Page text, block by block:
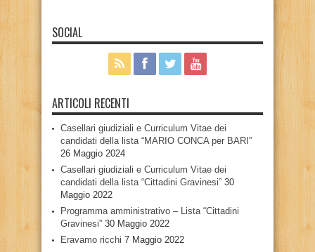
SOCIAL
ARTICOLI RECENTI
Casellari giudiziali e Curriculum Vitae dei
candidati della lista “MARIO CONCA per BARI”
26 Maggio 2024
Casellari giudiziali e Curriculum Vitae dei
candidati della lista “Cittadini Gravinesi” 30
Maggio 2022
Programma amministrativo – Lista “Cittadini
Gravinesi” 30 Maggio 2022
Eravamo ricchi 7 Maggio 2022